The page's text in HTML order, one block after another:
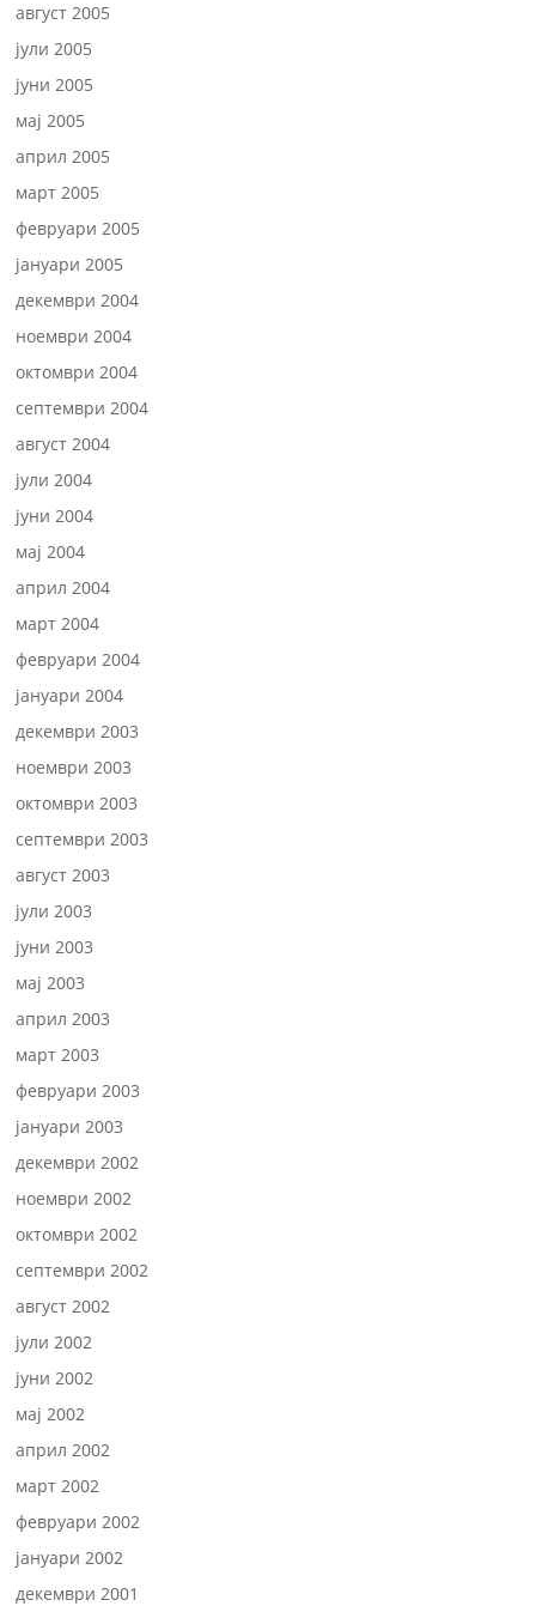
август 2005
јули 2005
јуни 2005
мај 2005
април 2005
март 2005
февруари 2005
јануари 2005
декември 2004
ноември 2004
октомври 2004
септември 2004
август 2004
јули 2004
јуни 2004
мај 2004
април 2004
март 2004
февруари 2004
јануари 2004
декември 2003
ноември 2003
октомври 2003
септември 2003
август 2003
јули 2003
јуни 2003
мај 2003
април 2003
март 2003
февруари 2003
јануари 2003
декември 2002
ноември 2002
октомври 2002
септември 2002
август 2002
јули 2002
јуни 2002
мај 2002
април 2002
март 2002
февруари 2002
јануари 2002
декември 2001